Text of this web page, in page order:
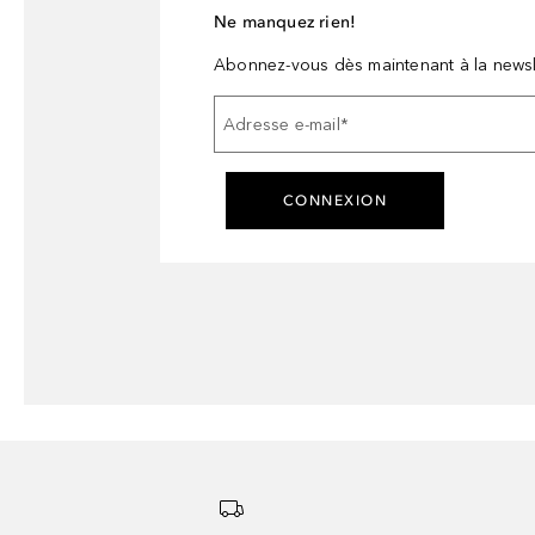
Ne manquez rien!
Abonnez-vous dès maintenant à la
Adresse e-mail *
CONNEXION